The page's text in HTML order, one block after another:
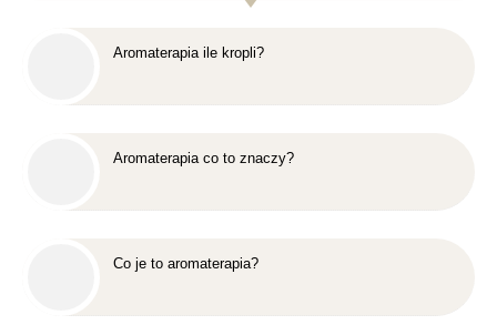
Aromaterapia ile kropli?
Aromaterapia co to znaczy?
Co je to aromaterapia?